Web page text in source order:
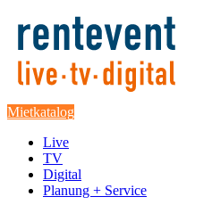
Mietkatalog
Live
TV
Digital
Planung + Service